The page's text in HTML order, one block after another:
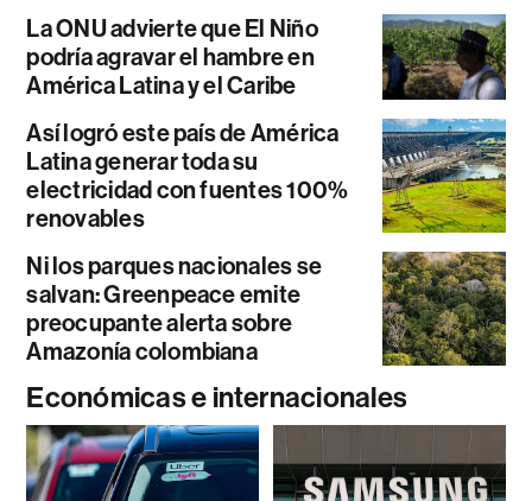
La ONU advierte que El Niño
podría agravar el hambre en
América Latina y el Caribe
Así logró este país de América
Latina generar toda su
electricidad con fuentes 100%
renovables
Ni los parques nacionales se
salvan: Greenpeace emite
preocupante alerta sobre
Amazonía colombiana
Económicas e internacionales